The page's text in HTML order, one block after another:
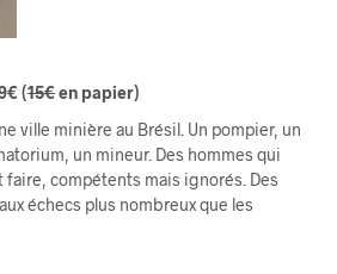
(15€en papier)
ville minière au Brésil. Un pompier, un
un mineur. Des hommes qui
compétents mais ignorés. Des
échecs plus nombreux que les